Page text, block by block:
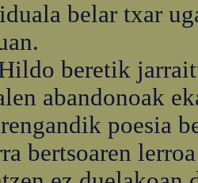
belar txar
beretik
abandonoak
poesia
bertsoaren